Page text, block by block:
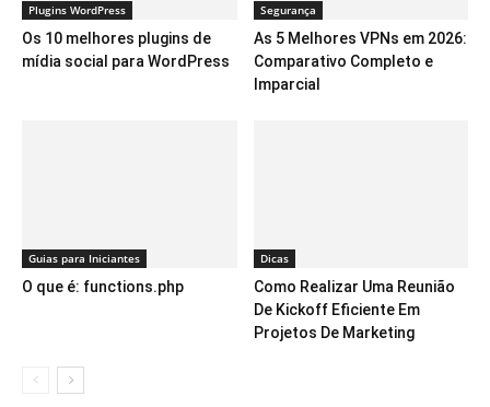
Plugins WordPress
Os 10 melhores plugins de
mídia social para WordPress
Segurança
As 5 Melhores VPNs em 2026:
Comparativo Completo e
Imparcial
Guias para Iniciantes
O que é: functions.php
Dicas
Como Realizar Uma Reunião
De Kickoff Eficiente Em
Projetos De Marketing